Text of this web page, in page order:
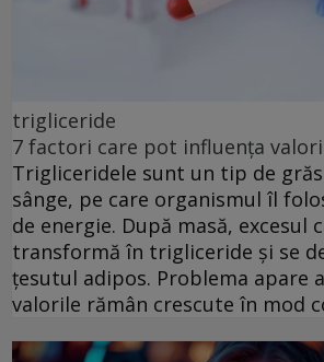
trigliceride
7 factori care pot influența
Trigliceridele sunt un tip de
sânge, pe care organismul îl
de energie. După masă, excesul
transformă în trigliceride și se
țesutul adipos. Problema apare
valorile rămân crescute în mod